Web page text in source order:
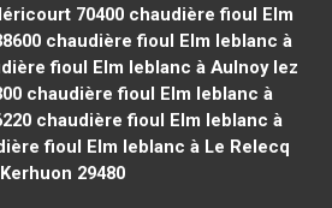
70400 chaudière fioul Elm
chaudière fioul Elm leblanc à
fioul Elm leblanc à Aulnoy lez
chaudière fioul Elm leblanc à
chaudière fioul Elm leblanc à
fioul Elm leblanc à Le Relecq
Kerhuon 29480